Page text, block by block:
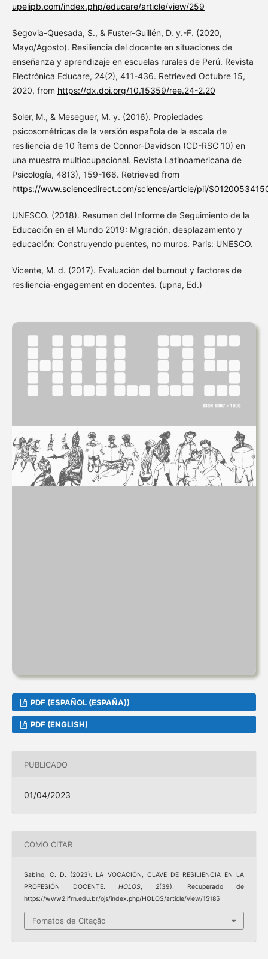
upelipb.com/index.php/educare/article/view/259
Segovia-Quesada, S., & Fuster-Guillén, D. y.-F. (2020,
Mayo/Agosto). Resiliencia del docente en situaciones de
enseñanza y aprendizaje en escuelas rurales de Perú. Revista
Electrónica Educare, 24(2), 411-436. Retrieved Octubre 15,
2020, from https://dx.doi.org/10.15359/ree.24-2.20
Soler, M., & Meseguer, M. y. (2016). Propiedades
psicosométricas de la versión española de la escala de
resiliencia de 10 ítems de Connor-Davidson (CD-RSC 10) en
una muestra multiocupacional. Revista Latinoamericana de
Psicología, 48(3), 159-166. Retrieved from
https://www.sciencedirect.com/science/article/pii/
UNESCO. (2018). Resumen del Informe de Seguimiento de la
Educación en el Mundo 2019: Migración, desplazamiento y
educación: Construyendo puentes, no muros. Paris: UNESCO.
Vicente, M. d. (2017). Evaluación del burnout y factores de
resiliencia-engagement en docentes. (upna, Ed.)
PDF (ESPAÑOL (ESPAÑA))
PDF (ENGLISH)
PUBLICADO
01/04/2023
COMO CITAR
Sabino, C. D. (2023). LA VOCACIÓN, CLAVE DE RESILIENCIA EN LA
PROFESIÓN DOCENTE. HOLOS,2(39). Recuperado de
https://www2.ifrn.edu.br/ojs/index.php/HOLOS/article/view/15185
Fomatos de Citação